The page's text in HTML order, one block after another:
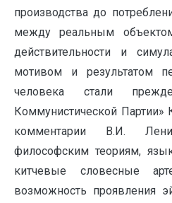
производства до
между реальным
действительности и
мотивом и результатом
человека стали
Коммунистической Партии»
комментарии В.И.
философским теориям,
китчевые словесные
возможность проявления